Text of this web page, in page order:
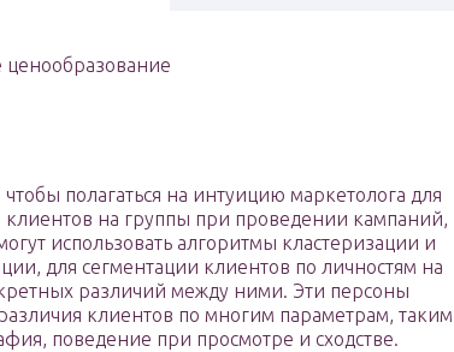
ценообразование
чтобы полагаться на интуицию маркетолога для
клиентов на группы при проведении кампаний,
использовать алгоритмы кластеризации и
для сегментации клиентов по личностям на
различий между ними. Эти персоны
клиентов по многим параметрам, таким
поведение при просмотре и сходстве.